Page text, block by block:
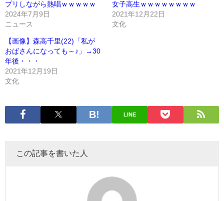
プリしながら熱唱ｗｗｗｗｗ
2024年7月9日
ニュース
女子高生ｗｗｗｗｗｗｗｗ
2021年12月22日
文化
【画像】森高千里(22)「私が
おばさんになっても～♪」→30
年後・・・
2021年12月19日
文化
LINE
この記事を書いた人